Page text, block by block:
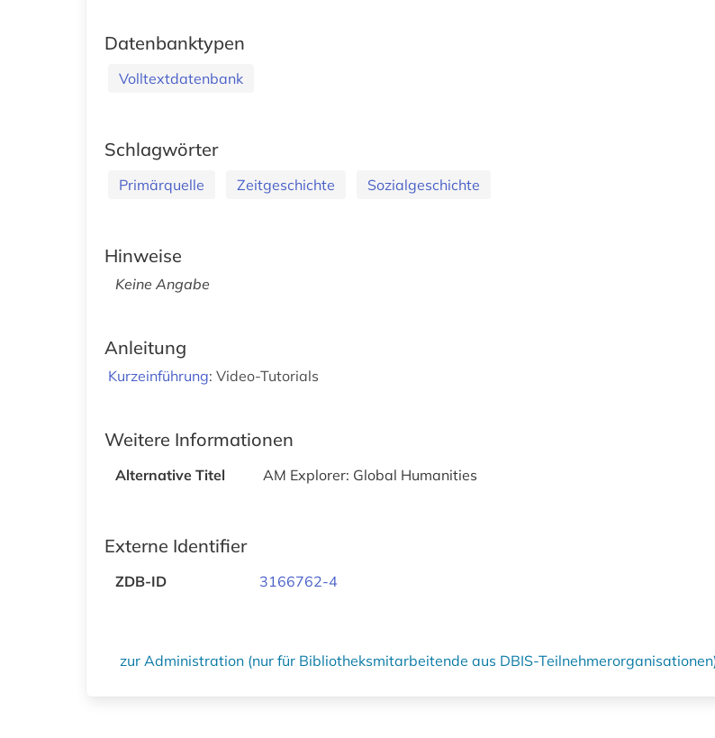
Datenbanktypen
Volltextdatenbank
Schlagwörter
Primärquelle Zeitgeschichte Sozialgeschichte
Hinweise
Keine Angabe
Anleitung
Kurzeinführung: Video-Tutorials
Weitere Informationen
Alternative Titel AM Explorer: Global Humanities
Externe Identifier
ZDB-ID 3166762-4
zur Administration (nur für Bibliotheksmitarbeitende aus DBIS-